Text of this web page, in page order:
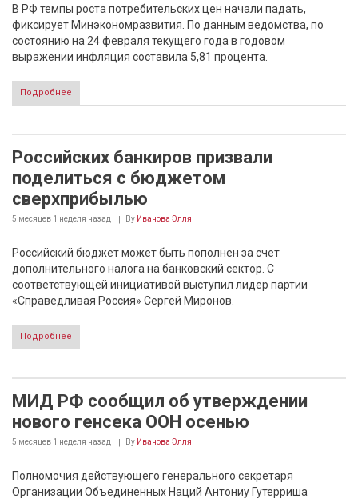
В РФ темпы роста потребительских цен начали падать,
фиксирует Минэкономразвития. По данным ведомства, по
состоянию на 24 февраля текущего года в годовом
выражении инфляция составила 5,81 процента.
Подробнее
Российских банкиров призвали
поделиться с бюджетом
сверхприбылью
5 месяцев 1 неделя назад By Иванова Элля
Российский бюджет может быть пополнен за счет
дополнительного налога на банковский сектор. С
соответствующей инициативой выступил лидер партии
«Справедливая Россия» Сергей Миронов.
Подробнее
МИД РФ сообщил об утверждении
нового генсека ООН осенью
5 месяцев 1 неделя назад By Иванова Элля
Полномочия действующего генерального секретаря
Организации Объединенных Наций Антониу Гутерриша